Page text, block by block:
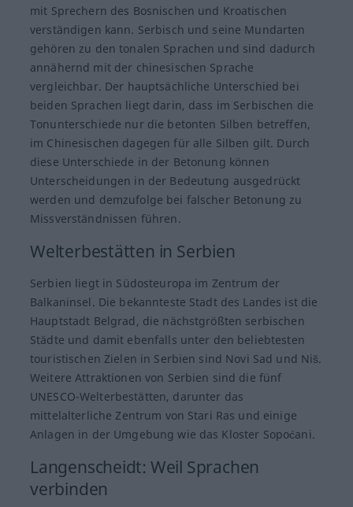
mit Sprechern des Bosnischen und Kroatischen
verständigen kann. Serbisch und seine Mundarten
gehören zu den tonalen Sprachen und sind dadurch
annähernd mit der chinesischen Sprache
vergleichbar. Der hauptsächliche Unterschied bei
beiden Sprachen liegt darin, dass im Serbischen die
Tonunterschiede nur die betonten Silben betreffen,
im Chinesischen dagegen für alle Silben gilt. Durch
diese Unterschiede in der Betonung können
Unterscheidungen in der Bedeutung ausgedrückt
werden und demzufolge bei falscher Betonung zu
Missverständnissen führen.
Welterbestätten in Serbien
Serbien liegt in Südosteuropa im Zentrum der
Balkaninsel. Die bekannteste Stadt des Landes ist die
Hauptstadt Belgrad, die nächstgrößten serbischen
Städte und damit ebenfalls unter den beliebtesten
touristischen Zielen in Serbien sind Novi Sad und Niš.
Weitere Attraktionen von Serbien sind die fünf
UNESCO-Welterbestätten, darunter das
mittelalterliche Zentrum von Stari Ras und einige
Anlagen in der Umgebung wie das Kloster Sopoćani.
Langenscheidt: Weil Sprachen
verbinden